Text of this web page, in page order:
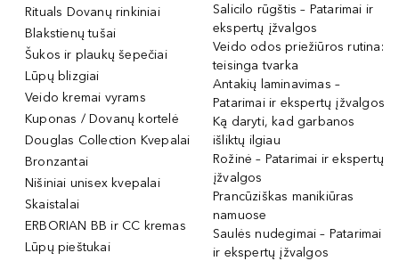
Rituals Dovanų rinkiniai
Blakstienų tušai
Šukos ir plaukų šepečiai
Lūpų blizgiai
Veido kremai vyrams
Kuponas / Dovanų kortelė
Douglas Collection Kvepalai
Bronzantai
Nišiniai unisex kvepalai
Skaistalai
ERBORIAN BB ir CC kremas
Lūpų pieštukai
Salicilo rūgštis – Patarimai ir
ekspertų įžvalgos
Veido odos priežiūros rutina:
teisinga tvarka
Antakių laminavimas –
Patarimai ir ekspertų įžvalgos
Ką daryti, kad garbanos
išliktų ilgiau
Rožinė – Patarimai ir ekspertų
įžvalgos
Prancūziškas manikiūras
namuose
Saulės nudegimai – Patarimai
ir ekspertų įžvalgos